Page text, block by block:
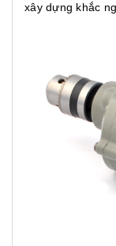
xây dựng khắc